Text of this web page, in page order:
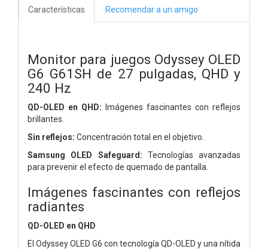
Características Recomendar a un amigo
Monitor para juegos Odyssey OLED
G6 G61SH de 27 pulgadas, QHD y
240 Hz
QD-OLED en QHD: Imágenes fascinantes con reflejos
brillantes.
Sin reflejos: Concentración total en el objetivo.
Samsung OLED Safeguard: Tecnologías avanzadas
para prevenir el efecto de quemado de pantalla.
Imágenes fascinantes con reflejos
radiantes
QD-OLED en QHD
El Odyssey OLED G6 con tecnología QD-OLED y una nítida